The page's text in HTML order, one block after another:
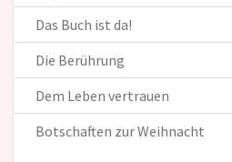
Das Buch ist da!
Die Berührung
Dem Leben vertrauen
Botschaften zur Weihnacht